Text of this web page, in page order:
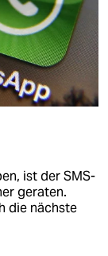
ist der SMS-
geraten.
die nächste